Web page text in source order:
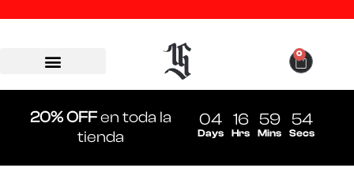
0
20% OFFen toda la
tienda
04
Days
16
Hrs
59
Mins
54
Secs